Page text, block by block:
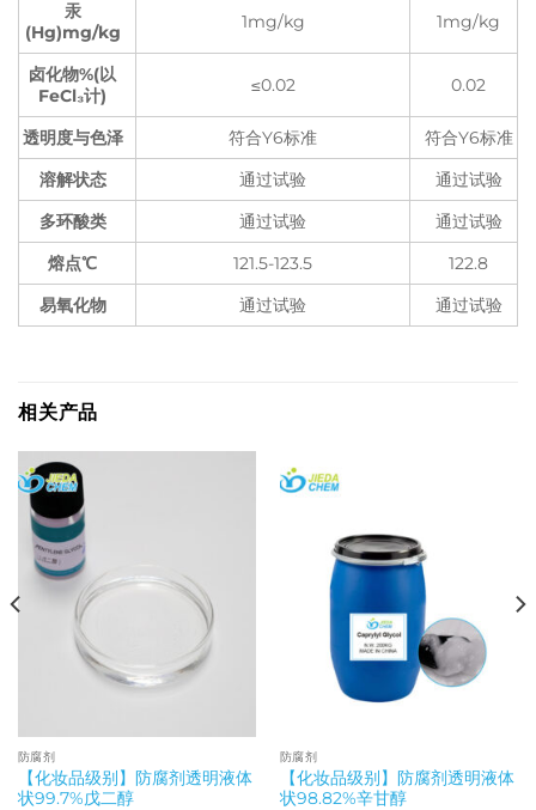
汞
(Hg)mg/kg
1mg/kg 1mg/kg
卤化物%(以
FeCl₃计)
≤0.02 0.02
透明度与色泽 符合Y6标准
符合Y6标准
溶解状态
通过试验
通过试验
多环酸类
通过试验
通过试验
熔点℃
121.5-123.5
122.8
易氧化物
通过试验 通过试验
相关产品
防腐剂
【化妆品级别】防腐剂透明液体
状99.7%戊二醇
防腐剂
【化妆品级别】防腐剂透明液体
状98.82%辛甘醇